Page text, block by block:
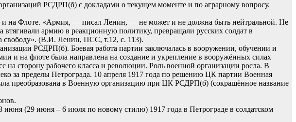
РСДРП(б) с докладами о текущем моменте и по аграрному вопросу.
и на Флоте. «Армия, — писал Ленин, — не может и не должна быть нейтральной. Не
армию в реакционную политику, превращали русских солдат в
свободу». (В.И. Ленин, ПСС, т.12, с. 113).
РСДРП(б). Боевая работа партии заключалась в вооружении, обучении и
и на флоте была направлена на создание и укрепление в вооружённых силах
на сторону рабочего класса и революции. Роль военной организации росла. В
за пределы Петрограда. 10 апреля 1917 года по решению ЦК партии Военная
преобразована в Военную организацию при ЦК РСДРП(б) (сокращённое название
(29 июня – 6 июля по новому стилю) 1917 года в Петрограде в солдатском